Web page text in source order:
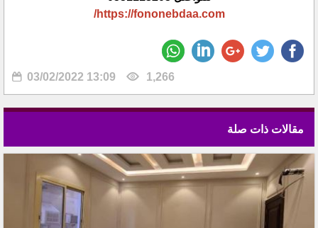
https://fononebdaa.com/
03/02/2022 13:09 1,266
مقالات ذات صلة